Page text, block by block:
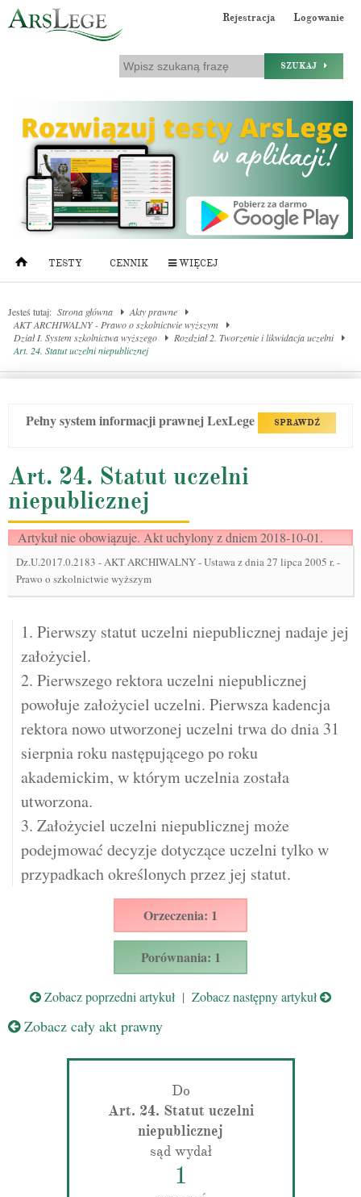
Rejestracja Logowanie
SZUKAJ
TESTY CENNIK WIĘCEJ
Jesteś tutaj: Strona główna
Akty prawne
AKT ARCHIWALNY - Prawo o szkolnictwie wyższym
Dział I. System szkolnictwa wyższego
Rozdział 2. Tworzenie i likwidacja uczelni
Art. 24. Statut uczelni niepublicznej
Pełny system informacji prawnej LexLege SPRAWDŹ
Art. 24. Statut uczelni
niepublicznej
Artykuł nie obowiązuje. Akt uchylony z dniem 2018-10-01.
Dz.U.2017.0.2183 -AKT ARCHIWALNY - Ustawa z dnia 27 lipca 2005 r. -
Prawo o szkolnictwie wyższym
1. Pierwszy statut uczelni niepublicznej nadaje jej
założyciel.
2. Pierwszego rektora uczelni niepublicznej
powołuje założyciel uczelni. Pierwsza kadencja
rektora nowo utworzonej uczelni trwa do dnia 31
sierpnia roku następującego po roku
akademickim, w którym uczelnia została
utworzona.
3. Założyciel uczelni niepublicznej może
podejmować decyzje dotyczące uczelni tylko w
przypadkach określonych przez jej statut.
Orzeczenia: 1
Porównania: 1
Zobacz poprzedni artykuł | Zobacz następny artykuł
Zobacz cały akt prawny
Do
Art. 24. Statut uczelni
niepublicznej
sąd wydał
1